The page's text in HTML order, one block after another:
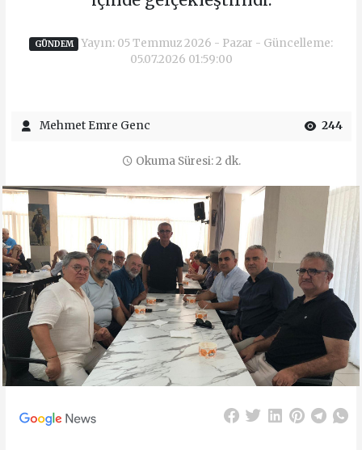
GÜNDEM
Yayın: 05 Temmuz 2026 - Pazar - Güncelleme:
05.07.2026 01:59:00
Mehmet Emre Genc 244
Okuma Süresi: 2 dk.